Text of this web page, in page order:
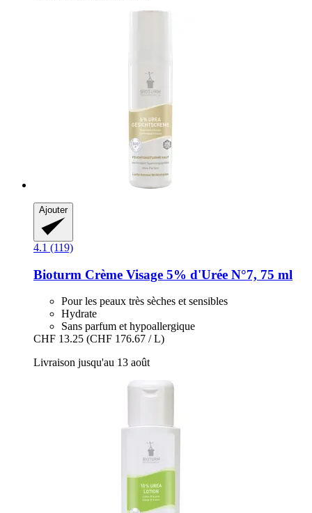
Ajouter
4.1 (119)
Bioturm Crème Visage 5% d'Urée N°7, 75 ml
Pour les peaux très sèches et sensibles
Hydrate
Sans parfum et hypoallergique
CHF 13.25 (CHF 176.67 / L)
Livraison jusqu'au 13 août